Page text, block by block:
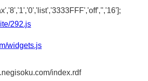
292.js
widgets.js
index.rdf